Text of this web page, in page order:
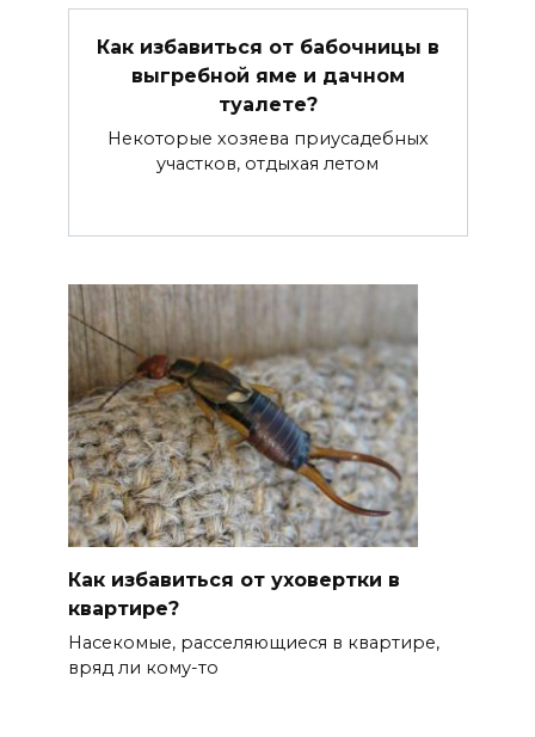
Как избавиться от бабочницы в
выгребной яме и дачном
туалете?
Некоторые хозяева приусадебных
участков, отдыхая летом
Как избавиться от уховертки в
квартире?
Насекомые, расселяющиеся в квартире,
вряд ли кому-то